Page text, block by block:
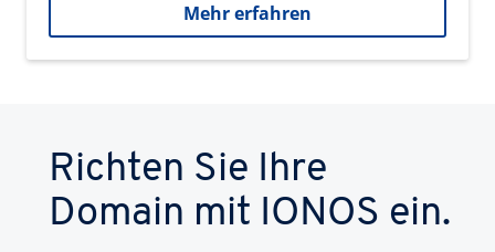
Mehr erfahren
Richten Sie Ihre
Domain mit IONOS ein.